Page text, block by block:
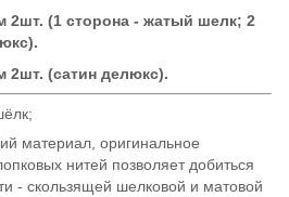
2шт. (1 сторона - жатый шелк; 2
2шт. (сатин делюкс).
материал, оригинальное
нитей позволяет добиться
- скользящей шелковой и матовой